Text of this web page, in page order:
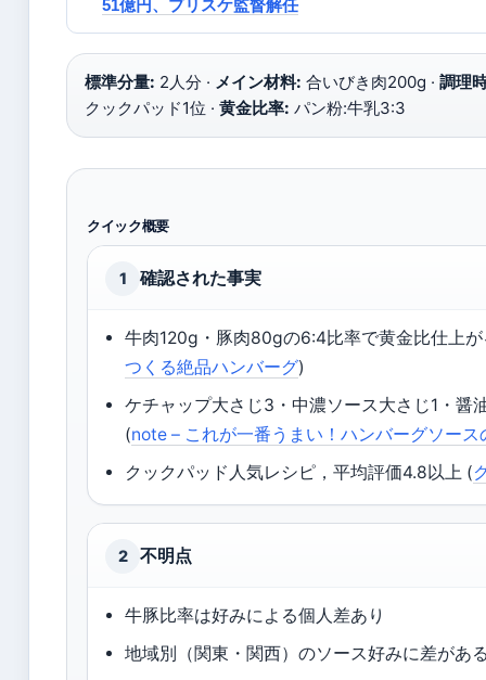
51億円、プリスケ監督解任
標準分量: 2人分 · メイン材料: 合いびき肉200g · 調理
クックパッド1位 · 黄金比率: パン粉:牛乳3:3
クイック概要
1 確認された事実
牛肉120g・豚肉80gの6:4比率で黄金比仕上
つくる絶品ハンバーグ)
ケチャップ大さじ3・中濃ソース大さじ1・醤
(note – これが一番うまい！ハンバーグソース
クックパッド人気レシピ，平均評価4.8以上 (
2 不明点
牛豚比率は好みによる個人差あり
地域別（関東・関西）のソース好みに差があ